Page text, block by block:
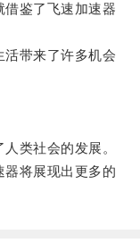
鉴了飞速加速器
带来了许多机会
类社会的发展。
将展现出更多的